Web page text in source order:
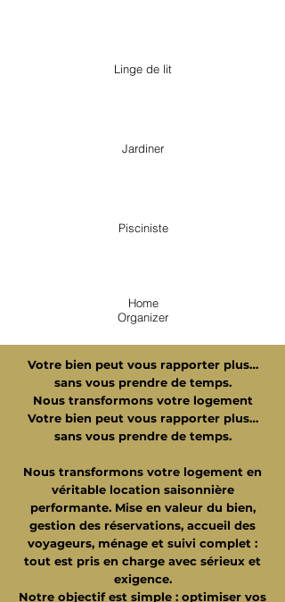
Linge de lit
Jardiner
Pisciniste
Home
Organizer
Votre bien peut vous rapporter plus…
sans vous prendre de temps.
Nous transformons votre logement
Votre bien peut vous rapporter plus…
sans vous prendre de temps.
Nous transformons votre logement en
véritable location saisonnière
performante. Mise en valeur du bien,
gestion des réservations, accueil des
voyageurs, ménage et suivi complet :
tout est pris en charge avec sérieux et
exigence.
Notre objectif est simple : optimiser vos